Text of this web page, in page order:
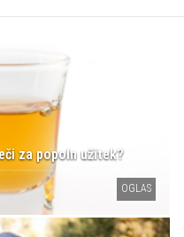
za popoln užitek?
OGLAS